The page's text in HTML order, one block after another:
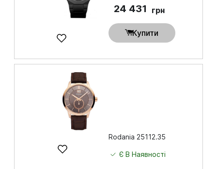
24 431 грн
Купити
Rodania 25112.35
Є В Наявності